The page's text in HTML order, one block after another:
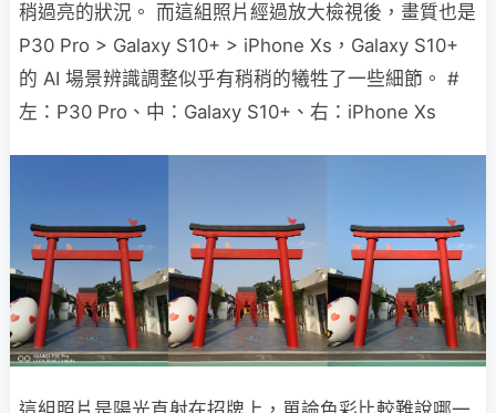
稍過亮的狀況。 而這組照片經過放大檢視後，畫質也是
P30 Pro > Galaxy S10+ > iPhone Xs，Galaxy S10+
的 AI 場景辨識調整似乎有稍稍的犧牲了一些細節。 #
左：P30 Pro、中：Galaxy S10+、右：iPhone Xs